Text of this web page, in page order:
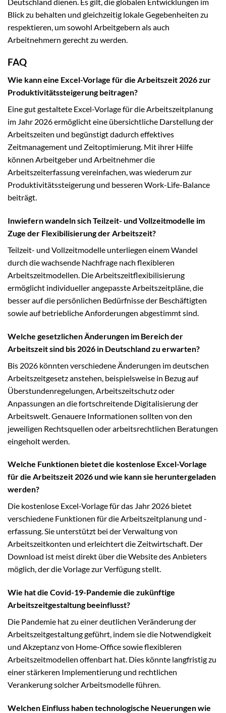
Blick zu behalten und gleichzeitig lokale Gegebenheiten zu
respektieren, um sowohl Arbeitgebern als auch
Arbeitnehmern gerecht zu werden.
FAQ
Wie kann eine Excel-Vorlage für die Arbeitszeit 2026 zur
Produktivitätssteigerung beitragen?
Eine gut gestaltete Excel-Vorlage für die Arbeitszeitplanung
im Jahr 2026 ermöglicht eine übersichtliche Darstellung der
Arbeitszeiten und begünstigt dadurch effektives
Zeitmanagement und Zeitoptimierung. Mit ihrer Hilfe
können Arbeitgeber und Arbeitnehmer die
Arbeitszeiterfassung vereinfachen, was wiederum zur
Produktivitätssteigerung und besseren Work-Life-Balance
beiträgt.
Inwiefern wandeln sich Teilzeit- und Vollzeitmodelle im
Zuge der Flexibilisierung der Arbeitszeit?
Teilzeit- und Vollzeitmodelle unterliegen einem Wandel
durch die wachsende Nachfrage nach flexibleren
Arbeitszeitmodellen. Die Arbeitszeitflexibilisierung
ermöglicht individueller angepasste Arbeitszeitpläne, die
besser auf die persönlichen Bedürfnisse der Beschäftigten
sowie auf betriebliche Anforderungen abgestimmt sind.
Welche gesetzlichen Änderungen im Bereich der
Arbeitszeit sind bis 2026 in Deutschland zu erwarten?
Bis 2026 könnten verschiedene Änderungen im deutschen
Arbeitszeitgesetz anstehen, beispielsweise in Bezug auf
Überstundenregelungen, Arbeitszeitschutz oder
Anpassungen an die fortschreitende Digitalisierung der
Arbeitswelt. Genauere Informationen sollten von den
jeweiligen Rechtsquellen oder arbeitsrechtlichen Beratungen
eingeholt werden.
Welche Funktionen bietet die kostenlose Excel-Vorlage
für die Arbeitszeit 2026 und wie kann sie heruntergeladen
werden?
Die kostenlose Excel-Vorlage für das Jahr 2026 bietet
verschiedene Funktionen für die Arbeitszeitplanung und -
erfassung. Sie unterstützt bei der Verwaltung von
Arbeitszeitkonten und erleichtert die Zeitwirtschaft. Der
Download ist meist direkt über die Website des Anbieters
möglich, der die Vorlage zur Verfügung stellt.
Wie hat die Covid-19-Pandemie die zukünftige
Arbeitszeitgestaltung beeinflusst?
Die Pandemie hat zu einer deutlichen Veränderung der
Arbeitszeitgestaltung geführt, indem sie die Notwendigkeit
und Akzeptanz von Home-Office sowie flexibleren
Arbeitszeitmodellen offenbart hat. Dies könnte langfristig zu
einer stärkeren Implementierung und rechtlichen
Verankerung solcher Arbeitsmodelle führen.
Welchen Einfluss haben technologische Neuerungen wie